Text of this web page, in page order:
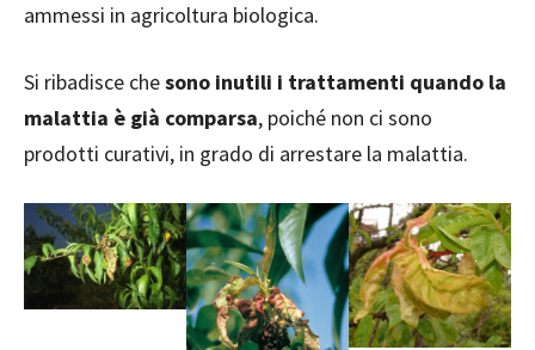
ammessi in agricoltura biologica.
Si ribadisce chesono inutili i trattamenti quando la
malattia è già comparsa, poiché non ci sono
prodotti curativi, in grado di arrestare la malattia.